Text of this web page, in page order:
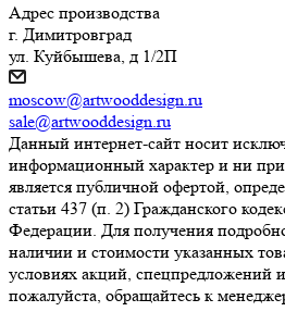
Адрес производства
г. Димитровград
ул. Куйбышева, д 1/2П
moscow@artwooddesign.ru
sale@artwooddesign.ru
Данный интернет-сайт носит
информационный характер и ни
является публичной офертой,
статьи 437 (п. 2) Гражданского
Федерации. Для получения
наличии и стоимости указанных
условиях акций, спецпредложений
пожалуйста, обращайтесь к